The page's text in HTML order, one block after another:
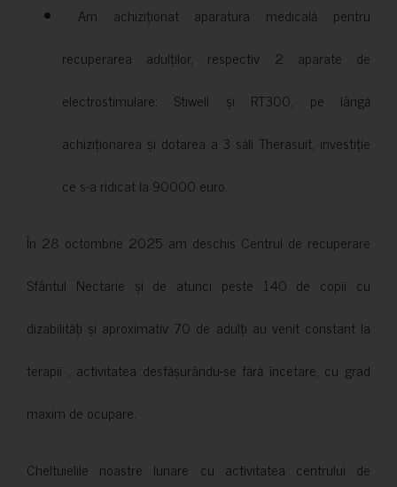
Am achiziționat aparatura medicală pentru
recuperarea adulților, respectiv 2 aparate de
electrostimulare: Stiwell și RT300, pe lângă
achiziționarea și dotarea a 3 săli Therasuit, investiție
ce s-a ridicat la 90000 euro.
În 28 octombrie 2025 am deschis Centrul de recuperare
Sfântul Nectarie și de atunci peste 140 de copii cu
dizabilități și aproximativ 70 de adulți au venit constant la
terapii , activitatea desfășurându-se fără încetare, cu grad
maxim de ocupare.
Cheltuielile noastre lunare cu activitatea centrului de